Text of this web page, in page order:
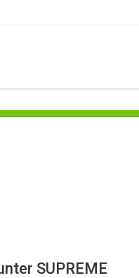
SUPREME